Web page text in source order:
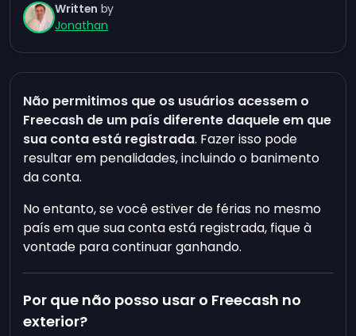
Written by
Jonathan
Não permitimos que os usuários acessem o
Freecash de um país diferente daquele em que
sua conta está registrada. Fazer isso pode
resultar em penalidades, incluindo o banimento
da conta.
No entanto, se você estiver de férias no mesmo
país em que sua conta está registrada, fique à
vontade para continuar ganhando.
Por que não posso usar o Freecash no
exterior?